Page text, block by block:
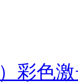
）彩色